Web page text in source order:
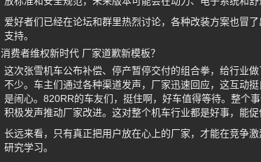
爱好者们已经在论坛和群里热烈讨论，各种改装方案也冒
支持。
消费者维权新时代 厂家道歉新模板？
这次张雪机车公布补偿、停产暂停交付的组合拳，给行业
不少。车主们通过各种渠道发声，厂家迅速回应，这互动
是闹心。820RR的车友们，挺住啊，好车值得等待。整个
积极发声推动厂家改进。这对整个机车行业都是好事，能
长远来看，只有真正把用户放在心上的厂家，才能在竞争
研究学习。